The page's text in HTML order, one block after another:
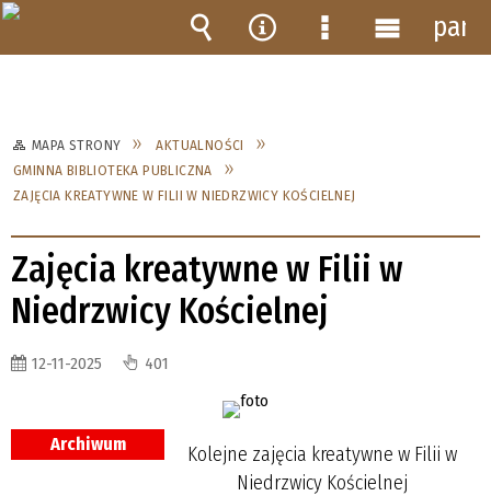
MAPA STRONY
AKTUALNOŚCI
GMINNA BIBLIOTEKA PUBLICZNA
ZAJĘCIA KREATYWNE W FILII W NIEDRZWICY KOŚCIELNEJ
Zajęcia kreatywne w Filii w
Niedrzwicy Kościelnej
12-11-2025 401
Archiwum
Kolejne zajęcia kreatywne w Filii w
Niedrzwicy Kościelnej
Wyszukiwarka
Narzędzia
MenuMenu